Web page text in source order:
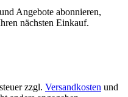
Angebote abonnieren,
nächsten Einkauf.
zzgl. Versandkosten und